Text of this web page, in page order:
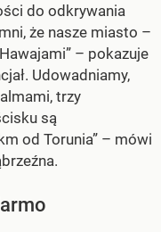
do odkrywania
że nasze miasto –
– pokazuje
Udowadniamy,
trzy
są
od Torunia” – mówi